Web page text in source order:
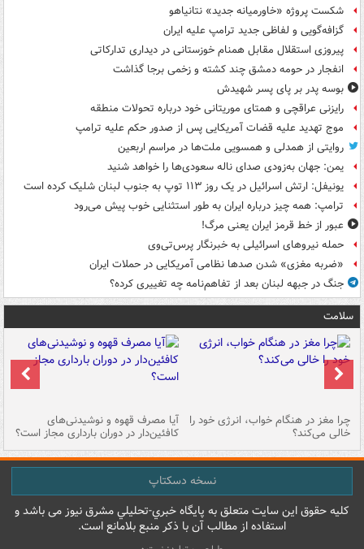
شکست پروژه «خاورمیانه جدید» نتانیاهو
گزافه‌گویی و لفاظی جدید ترامپ علیه ایران
پیروزی استقلال مقابل همنام خوزستانی در دیداری تدارکاتی
انفجار در حومه دمشق چند کشته و زخمی برجا گذاشت
بوسه‌ پدر بر پای پسر شهیدش
رایزنی عراقچی و همتای موریتانی خود درباره تحولات منطقه
موج تهدید علیه قضات آمریکایی پس از صدور حکم علیه ترامپ
روایتی از همدلی و همسویی ملت‌ها در مراسم اربعین
یمن: جهان به‌زودی صدای ناله سعودی‌ها را خواهد شنید
یونیفل: ارتش اسرائیل در یک روز ۱۱۳ توپ به جنوب لبنان شلیک کرده است
ترامپ: همه چیز درباره ایران به طور استثنایی خوب پیش می‌رود
عبور از خط قرمز ایران یعنی مرگ!
حمله نیروهای اسرائیلی به خبرنگار پرس‌تی‌وی
«ضربه مغزی» شدن صدها نظامی آمریکایی در حملات ایران
جنگ در جبهه لبنان بعد از تفاهم‌نامه چه تغییری کرده؟
سلامت
چرا مغز در هنگام خواب، انرژی خود را
خالی می‌کند؟
آیا مصرف قهوه و نوشیدنی‌های
کافئین‌دار در دوران بارداری مجاز است؟
نسخه دسکتاپ
کليه حقوق اين سايت متعلق به پایگاه خبري-تحليلي مشرق نيوز می باشد و
استفاده از مطالب آن با ذکر منبع بلامانع است.